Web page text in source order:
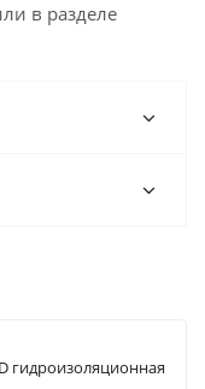
в разделе
гидроизоляционная